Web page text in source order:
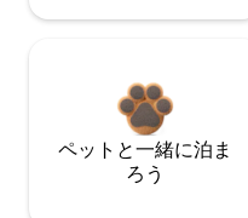
ペットと一緒に泊ま
ろう